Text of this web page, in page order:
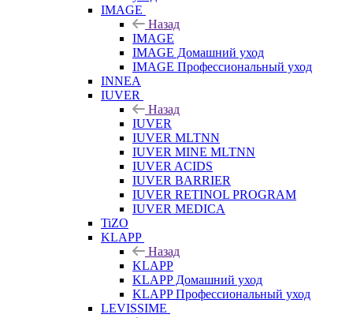
IMAGE
Назад
IMAGE
IMAGE Домашний уход
IMAGE Профессиональный уход
INNEA
IUVER
Назад
IUVER
IUVER MLTNN
IUVER MINE MLTNN
IUVER ACIDS
IUVER BARRIER
IUVER RETINOL PROGRAM
IUVER MEDICA
TiZO
KLAPP
Назад
KLAPP
KLAPP Домашний уход
KLAPP Профессиональный уход
LEVISSIME